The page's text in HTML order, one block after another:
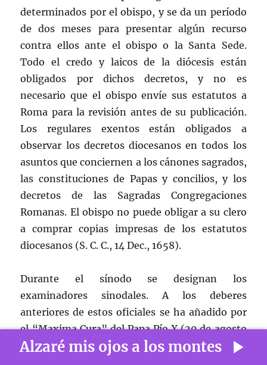
determinados por el obispo, y se da un período
de dos meses para presentar algún recurso
contra ellos ante el obispo o la Santa Sede.
Todo el credo y laicos de la diócesis están
obligados por dichos decretos, y no es
necesario que el obispo envíe sus estatutos a
Roma para la revisión antes de su publicación.
Los regulares exentos están obligados a
observar los decretos diocesanos en todos los
asuntos que conciernen a los cánones sagrados,
las constituciones de Papas y concilios, y los
decretos de las Sagradas Congregaciones
Romanas. El obispo no puede obligar a su clero
a comprar copias impresas de los estatutos
diocesanos (S. C. C., 14 Dec., 1658).
Durante el sínodo se designan los
examinadores sinodales. A los deberes
anteriores de estos oficiales se ha añadido por
el “Maxima Cura” del Papa Pío X (20 de agosto
de 1910) el deber de asociarse con el obispo para
Alzaré mis ojos a los montes